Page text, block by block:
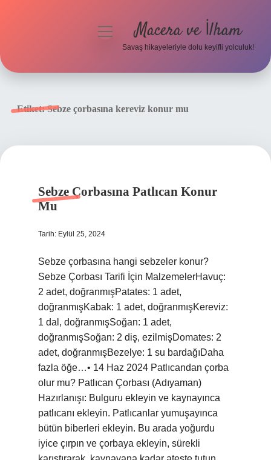
menüyüMacera ve İlham
Savaş hikayeleriyle dolu keyifli yolculuk!
Etiket:Sebze çorbasına kereviz konur mu
Sebze Çorbasına Patlıcan Konur
Mu
Tarih: Eylül 25, 2024
Sebze çorbasına hangi sebzeler konur?
Sebze Çorbası Tarifi İçin MalzemelerHavuç:
2 adet, doğranmışPatates: 1 adet,
doğranmışKabak: 1 adet, doğranmışKereviz:
1 dal, doğranmışSoğan: 1 adet,
doğranmışSoğan: 2 diş, ezilmişDomates: 2
adet, doğranmışBezelye: 1 su bardağıDaha
fazla öğe…• 14 Haz 2024 Patlıcandan çorba
olur mu? Patlıcan Çorbası (Adıyaman)
Hazırlanışı: Bulguru ekleyin ve kaynayınca
patlıcanı ekleyin. Patlıcanlar yumuşayınca
bütün biberleri ekleyin. Bu arada yoğurdu
iyice çırpın ve çorbaya ekleyin, sürekli